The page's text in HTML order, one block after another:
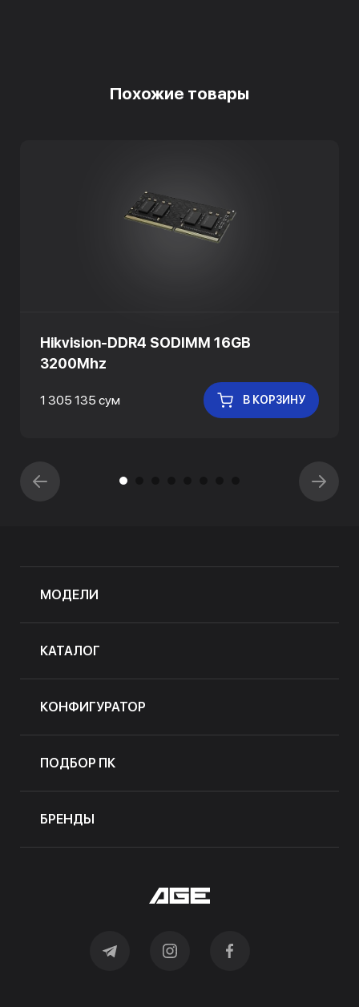
Похожие товары
Hikvision-DDR4 SODIMM 16GB
3200Mhz
1 305 135 сум В КОРЗИНУ
МОДЕЛИ
КАТАЛОГ
КОНФИГУРАТОР
ПОДБОР ПК
БРЕНДЫ